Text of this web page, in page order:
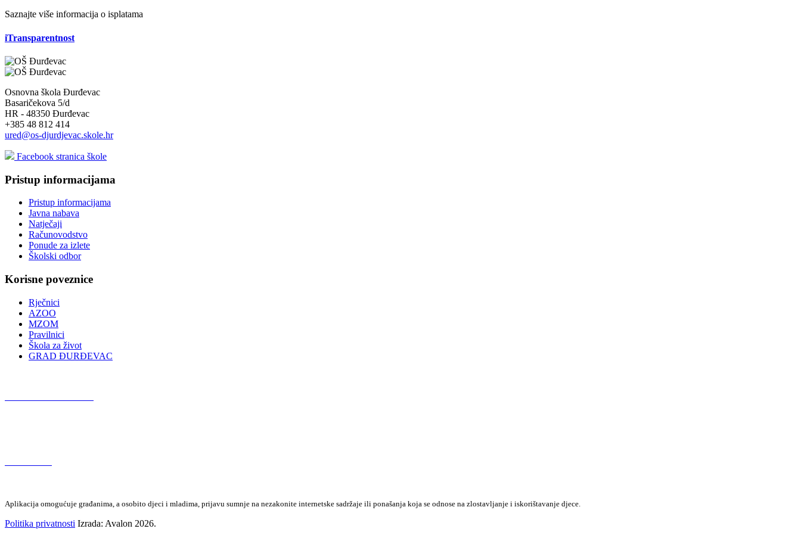
Saznajte više informacija o isplatama
iTransparentnost
Osnovna škola Đurđevac
Basaričekova 5/d
HR - 48350 Đurđevac
+385 48 812 414
ured@os-djurdjevac.skole.hr
Facebook stranica škole
Pristup informacijama
Pristup informacijama
Javna nabava
Natječaji
Računovodstvo
Ponude za izlete
Školski odbor
Korisne poveznice
Rječnici
AZOO
MZOM
Pravilnici
Škola za život
GRAD ĐURĐEVAC
Aplikacija omogućuje građanima, a osobito djeci i mladima, prijavu sumnje na nezakonite internetske sadržaje ili ponašanja koja se odnose na zlostavljanje i iskorištavanje djece.
Politika privatnosti Izrada: Avalon 2026.